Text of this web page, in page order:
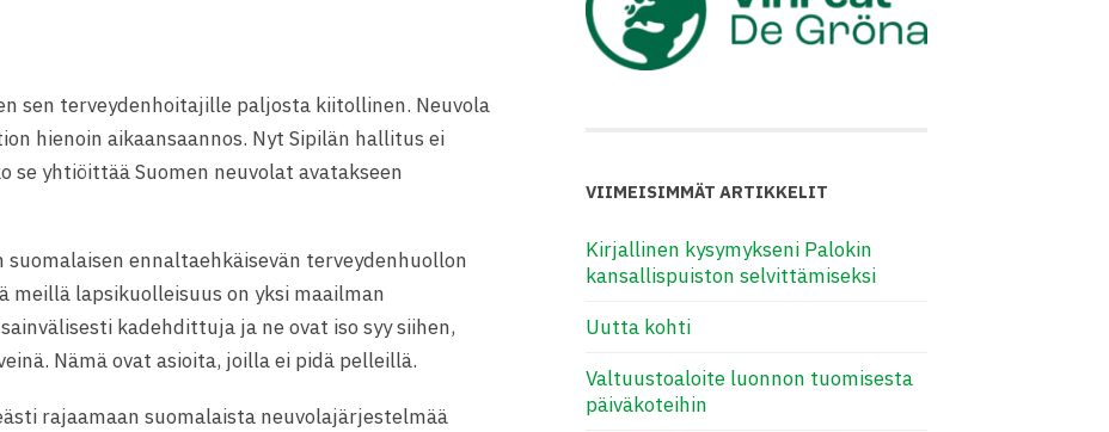
sen terveydenhoitajille paljosta kiitollinen. Neuvola
hienoin aikaansaannos. Nyt Sipilän hallitus ei
se yhtiöittää Suomen neuvolat avatakseen
ennaltaehkäisevän terveydenhuollon
meillä lapsikuolleisuus on yksi maailman
sainvälisesti kadehdittuja ja ne ovat iso syy siihen,
Nämä ovat asioita, joilla ei pidä pelleillä.
rajaamaan suomalaista neuvolajärjestelmää
VIIMEISIMMÄT ARTIKKELIT
Kirjallinen kysymykseni Palokin
kansallispuiston selvittämiseksi
Uutta kohti
Valtuustoaloite luonnon tuomisesta
päiväkoteihin